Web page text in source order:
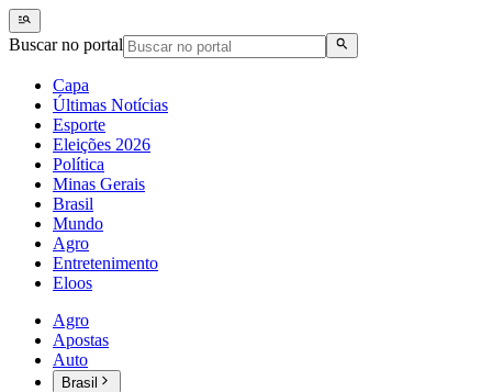
Buscar no portal
Capa
Últimas Notícias
Esporte
Eleições 2026
Política
Minas Gerais
Brasil
Mundo
Agro
Entretenimento
Eloos
Agro
Apostas
Auto
Brasil